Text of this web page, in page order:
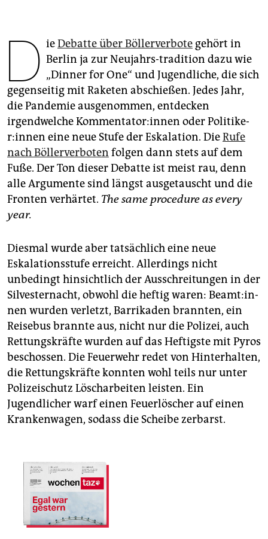
genossenschaft
epaper login
D ieDebatte über Böllerverbote gehört in
Berlin ja zur Neujahrs-tradition dazu wie
„Dinner for One“ und Jugendliche, die sich
gegenseitig mit Raketen abschießen. Jedes Jahr,
die Pandemie ausgenommen, entdecken
irgendwelche Kom­men­ta­to­r:in­nen oder Po­li­ti­ke­
r:in­nen eine neue Stufe der Eskalation. DieRufe
nach Böllerverboten folgen dann stets auf dem
Fuße. Der Ton dieser Debatte ist meist rau, denn
alle Argumente sind längst ausgetauscht und die
Fronten verhärtet. The same procedure as every
year.
Diesmal wurde aber tatsächlich eine neue
Eskalationsstufe erreicht. Allerdings nicht
unbedingt hinsichtlich der Ausschreitungen in der
Silvesternacht, obwohl die heftig waren: Be­am­t:in­
nen wurden verletzt, Barrikaden brannten, ein
Reisebus brannte aus, nicht nur die Polizei, auch
Rettungskräfte wurden auf das Heftigste mit Pyros
beschossen. Die Feuerwehr redet von Hinterhalten,
die Rettungskräfte konnten wohl teils nur unter
Polizeischutz Löscharbeiten leisten. Ein
Jugendlicher warf einen Feuerlöscher auf einen
Krankenwagen, sodass die Scheibe zerbarst.